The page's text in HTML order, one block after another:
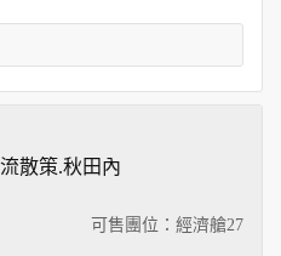
可售團位：經濟艙27
散策.秋田內